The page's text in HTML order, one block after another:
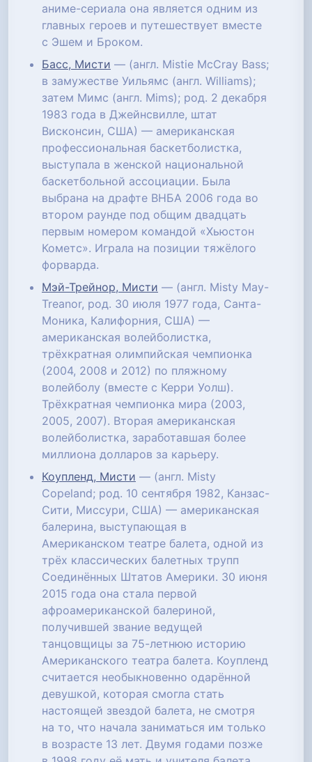
аниме-сериала она является одним из
главных героев и путешествует вместе
с Эшем и Броком.
Басс, Мисти — (англ. Mistie McCray Bass;
в замужестве Уильямс (англ. Williams);
затем Мимс (англ. Mims); род. 2 декабря
1983 года в Джейнсвилле, штат
Висконсин, США) — американская
профессиональная баскетболистка,
выступала в женской национальной
баскетбольной ассоциации. Была
выбрана на драфте ВНБА 2006 года во
втором раунде под общим двадцать
первым номером командой «Хьюстон
Кометс». Играла на позиции тяжёлого
форварда.
Мэй-Трейнор, Мисти — (англ. Misty May-
Treanor, род. 30 июля 1977 года, Санта-
Моника, Калифорния, США) —
американская волейболистка,
трёхкратная олимпийская чемпионка
(2004, 2008 и 2012) по пляжному
волейболу (вместе с Керри Уолш).
Трёхкратная чемпионка мира (2003,
2005, 2007). Вторая американская
волейболистка, заработавшая более
миллиона долларов за карьеру.
Коупленд, Мисти — (англ. Misty
Copeland; род. 10 сентября 1982, Канзас-
Сити, Миссури, США) — американская
балерина, выступающая в
Американском театре балета, одной из
трёх классических балетных трупп
Соединённых Штатов Америки. 30 июня
2015 года она стала первой
афроамериканской балериной,
получившей звание ведущей
танцовщицы за 75-летнюю историю
Американского театра балета. Коупленд
считается необыкновенно одарённой
девушкой, которая смогла стать
настоящей звездой балета, не смотря
на то, что начала заниматься им только
в возрасте 13 лет. Двумя годами позже